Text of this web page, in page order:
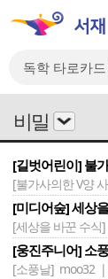
비밀
[길벗어린이] 불
[불가사의한 V양
[미디어숲] 세상
[세상을 바꾼 수식]
[웅진주니어] 소
[소풍날] moo32 |